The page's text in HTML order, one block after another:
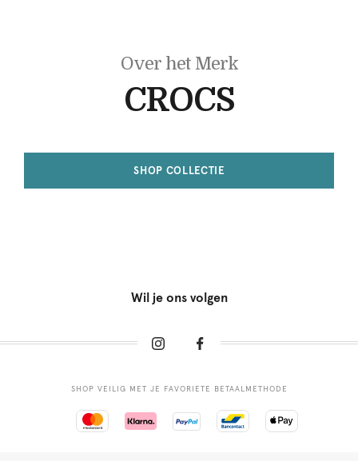
Over het Merk
CROCS
SHOP COLLECTIE
Wil je ons volgen
SHOP VEILIG MET JE FAVORIETE BETAALMETHODE